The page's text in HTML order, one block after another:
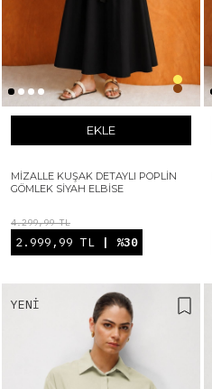
EKLE
MIZALLE KUŞAK DETAYLI POPLIN
GÖMLEK SIYAH ELBISE
4.299,99 TL
2.999,99 TL | %30
YENI